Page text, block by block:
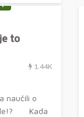
to
1.44K
naučili o
Kada